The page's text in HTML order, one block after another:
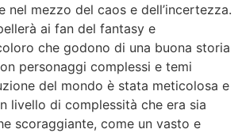
nel mezzo del caos e dell’incertezza.
ai fan del fantasy e
che godono di una buona storia
personaggi complessi e temi
del mondo è stata meticolosa e
livello di complessità che era sia
scoraggiante, come un vasto e